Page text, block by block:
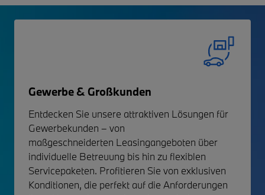
Gewerbe & Großkunden
Entdecken Sie unsere attraktiven Lösungen für
Gewerbekunden – von
maßgeschneiderten Leasingangeboten über
individuelle Betreuung bis hin zu flexiblen
Servicepaketen. Profitieren Sie von exklusiven
Konditionen, die perfekt auf die Anforderungen